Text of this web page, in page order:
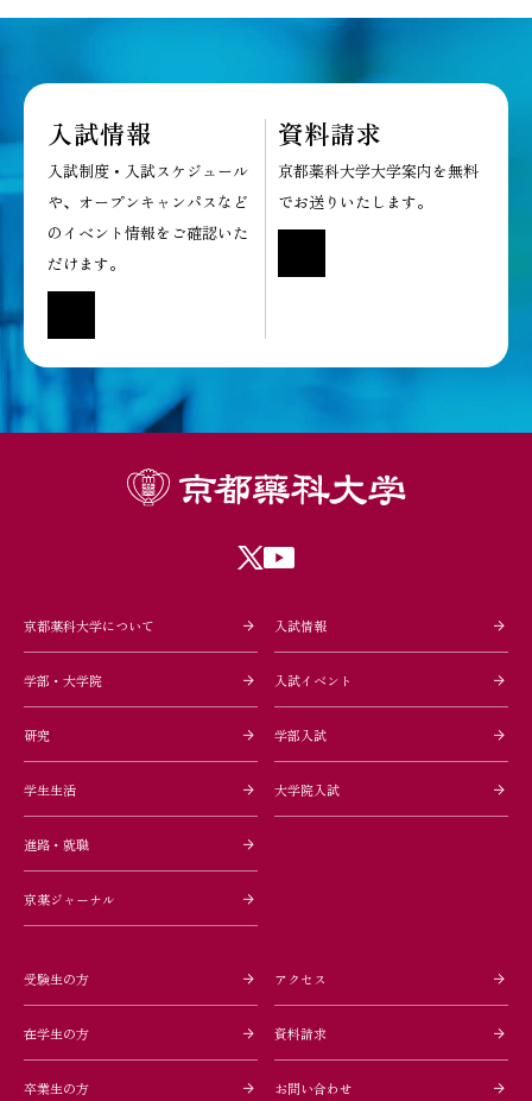
入試情報
入試制度・入試スケジュール
や、オープンキャンパスなど
のイベント情報をご確認いた
だけます。
資料請求
京都薬科大学大学案内を無料
でお送りいたします。
京都薬科大学について
学部・大学院
研究
学生生活
進路・就職
京薬ジャーナル
入試情報
入試イベント
学部入試
大学院入試
受験生の方
在学生の方
卒業生の方
アクセス
資料請求
お問い合わせ